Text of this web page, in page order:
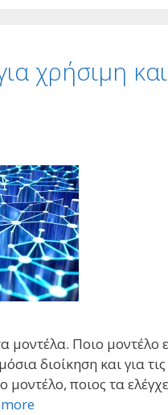
χρήσιμη
Ποιο μοντέλο
διοίκηση και για τις
ποιος τα